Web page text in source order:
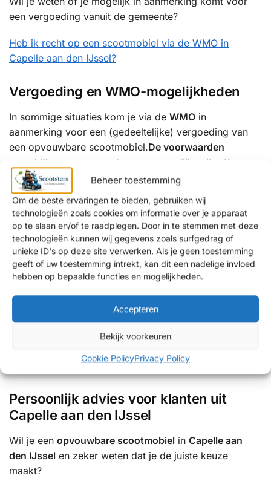
Beheer toestemming
Om de beste ervaringen te bieden, gebruiken wij
technologieën zoals cookies om informatie over je apparaat
op te slaan en/of te raadplegen. Door in te stemmen met deze
technologieën kunnen wij gegevens zoals surfgedrag of
unieke ID's op deze site verwerken. Als je geen toestemming
geeft of uw toestemming intrekt, kan dit een nadelige invloed
hebben op bepaalde functies en mogelijkheden.
Accepteren
Bekijk voorkeuren
Cookie PolicyPrivacy Policy
een vergoeding vanuit de gemeente?
Heb ik recht op een scootmobiel via de WMO in
Capelle aan den IJssel?
Vergoeding en WMO-mogelijkheden
In sommige situaties kom je via de WMO in
aanmerking voor een (gedeeltelijke) vergoeding van
een opvouwbare scootmobiel.De voorwaarden
verschillen per gemeente en persoonlijke situatie.
Wij informeren je graag over:
de mogelijkheden binnen de WMO
een eventuele eigen bijdrage
alternatieven als je aanvraag wordt afgewezen
Waarom kiezen klanten uit Capelle aan
den IJssel voor Scootsters?
✔ Persoonlijk en eerlijk advies
✔ Showrooms met uitgebreide proefritmogelijkheden
✔ Betrouwbare service en uitstekende ondersteuning
Persoonlijk advies voor klanten uit
Capelle aan den IJssel
Wil je een opvouwbare scootmobiel in Capelle aan
den IJssel en zeker weten dat je de juiste keuze
maakt?